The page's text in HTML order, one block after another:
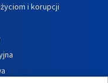
i korupcji